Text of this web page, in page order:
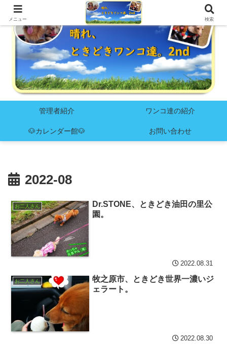
管理者紹介 ワンコ達の紹介
🐶カレンダー館🐶 お問い合わせ
2022-08
お二人さん
Dr.STONE、ときどき油田の里公
園。
2022.08.31
お二人さん
牧之原市、ときどき世界一濃いジ
ェラート。
2022.08.30
メニュー 検索